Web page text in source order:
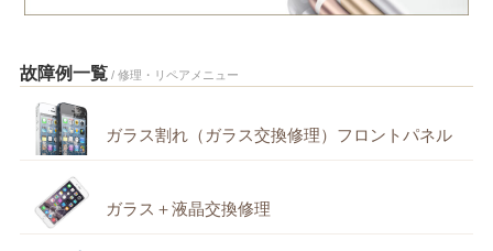
故障例一覧 / 修理・リペアメニュー
ガラス割れ（ガラス交換修理）フロントパネル
ガラス＋液晶交換修理